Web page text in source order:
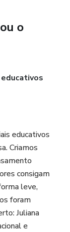
o
educativos
Criamos
consigam
leve,
foram
Juliana
e